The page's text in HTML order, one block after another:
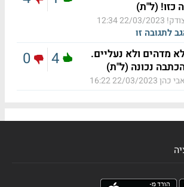
כזו! (ל"ת)
22/03/2023 12:34
לתגובה זו
מדהים ולא נעליים.
נכונה (ל"ת)
אבי כהן22/03/2023 16:22
4
0